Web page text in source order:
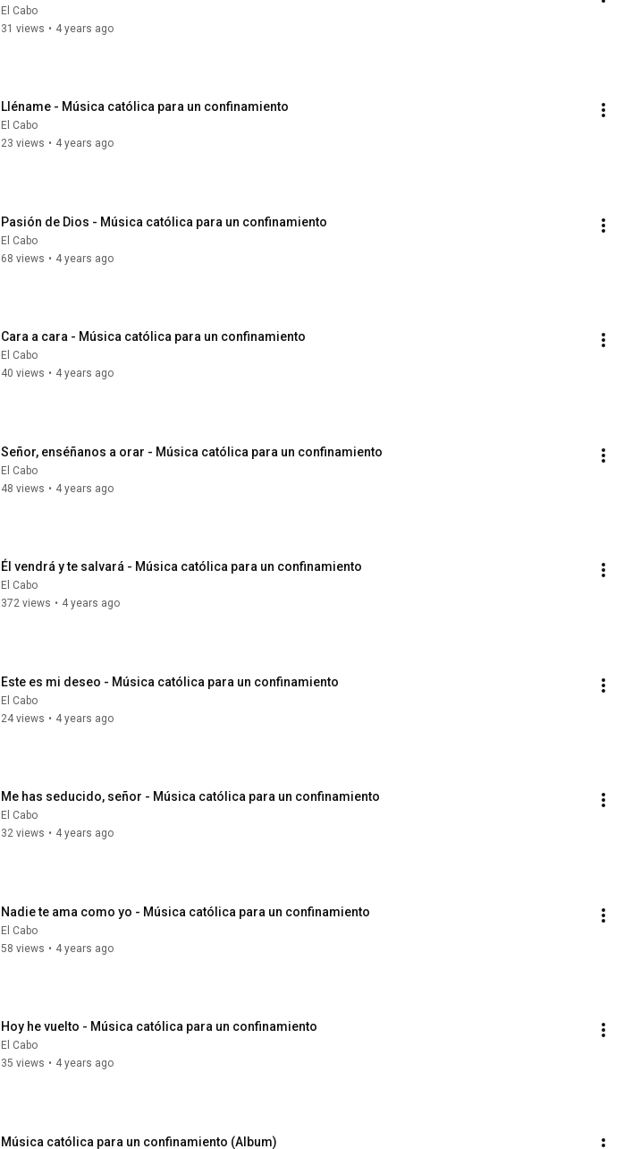
El Cabo
31 views • 4 years ago
Lléname - Música católica para un confinamiento
El Cabo
23 views • 4 years ago
Pasión de Dios - Música católica para un confinamiento
El Cabo
68 views • 4 years ago
Cara a cara - Música católica para un confinamiento
El Cabo
40 views • 4 years ago
Señor, enséñanos a orar - Música católica para un confinamiento
El Cabo
48 views • 4 years ago
Él vendrá y te salvará - Música católica para un confinamiento
El Cabo
372 views • 4 years ago
Este es mi deseo - Música católica para un confinamiento
El Cabo
24 views • 4 years ago
Me has seducido, señor - Música católica para un confinamiento
El Cabo
32 views • 4 years ago
Nadie te ama como yo - Música católica para un confinamiento
El Cabo
58 views • 4 years ago
Hoy he vuelto - Música católica para un confinamiento
El Cabo
35 views • 4 years ago
Música católica para un confinamiento (Album)